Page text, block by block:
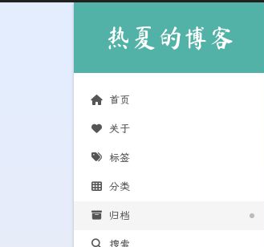
热夏的博客
首页
关于
标签
分类
归档
搜索